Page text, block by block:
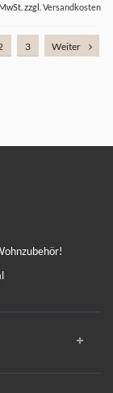
zzgl. Versandkosten
3 Weiter